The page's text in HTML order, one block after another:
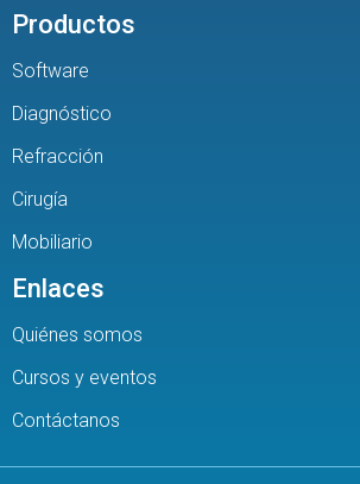
Productos
Software
Diagnóstico
Refracción
Cirugía
Mobiliario
Enlaces
Quiénes somos
Cursos y eventos
Contáctanos